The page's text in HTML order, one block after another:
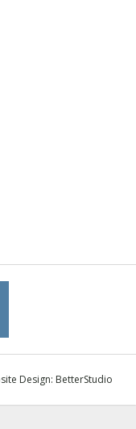
Design: BetterStudio